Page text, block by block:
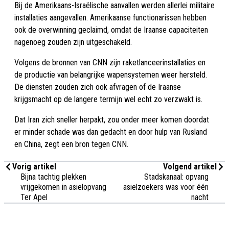
Bij de Amerikaans-Israëlische aanvallen werden allerlei militaire
installaties aangevallen. Amerikaanse functionarissen hebben
ook de overwinning geclaimd, omdat de Iraanse capaciteiten
nagenoeg zouden zijn uitgeschakeld.
Volgens de bronnen van CNN zijn raketlanceerinstallaties en
de productie van belangrijke wapensystemen weer hersteld.
De diensten zouden zich ook afvragen of de Iraanse
krijgsmacht op de langere termijn wel echt zo verzwakt is.
Dat Iran zich sneller herpakt, zou onder meer komen doordat
er minder schade was dan gedacht en door hulp van Rusland
en China, zegt een bron tegen CNN.
Vorig artikel
Bijna tachtig plekken
vrijgekomen in asielopvang
Ter Apel
Volgend artikel
Stadskanaal: opvang
asielzoekers was voor één
nacht